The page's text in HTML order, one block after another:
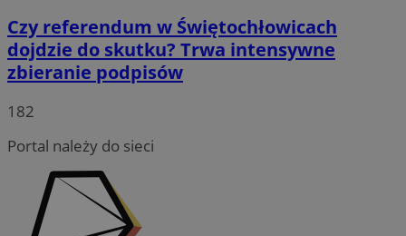
Czy referendum w Świętochłowicach
dojdzie do skutku? Trwa intensywne
zbieranie podpisów
182
Portal należy do sieci